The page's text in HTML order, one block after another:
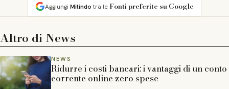
Aggiungi Mitindotra le Fonti preferite su Google
Altro di News
NEWS
Ridurre i costi bancari: i vantaggi di un conto
corrente online zero spese